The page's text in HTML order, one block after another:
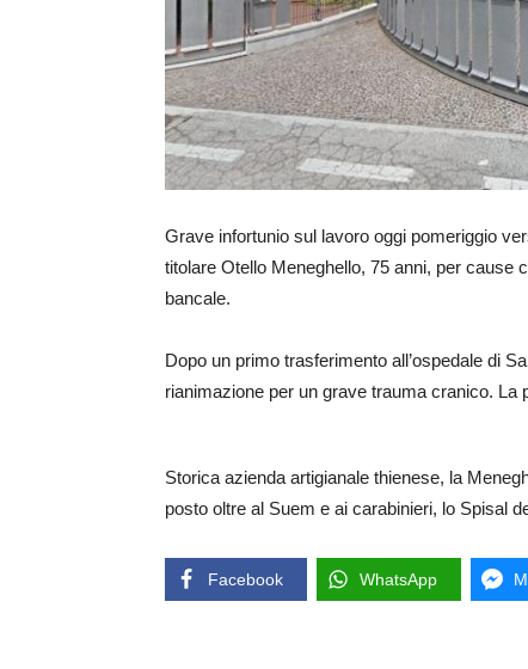
Grave infortunio sul lavoro oggi pomeriggio
titolare Otello Meneghello, 75 anni, per cause
bancale.
Dopo un primo trasferimento all’ospedale di
rianimazione per un grave trauma cranico. La
Storica azienda artigianale thienese, la
posto oltre al Suem e ai carabinieri, lo Spisal
Facebook WhatsApp